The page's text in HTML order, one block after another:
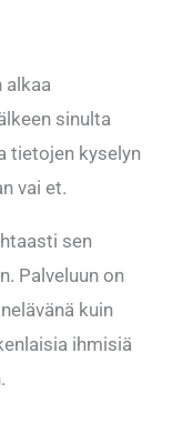
alkaa
sinulta
tietojen kyselyn
vai et.
sen
Palveluun on
kuin
ihmisiä